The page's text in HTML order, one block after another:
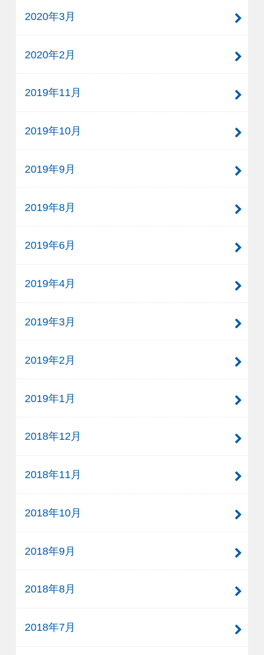
2020年3月
2020年2月
2019年11月
2019年10月
2019年9月
2019年8月
2019年6月
2019年4月
2019年3月
2019年2月
2019年1月
2018年12月
2018年11月
2018年10月
2018年9月
2018年8月
2018年7月